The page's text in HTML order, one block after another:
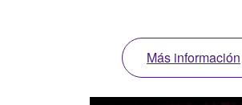
Más información